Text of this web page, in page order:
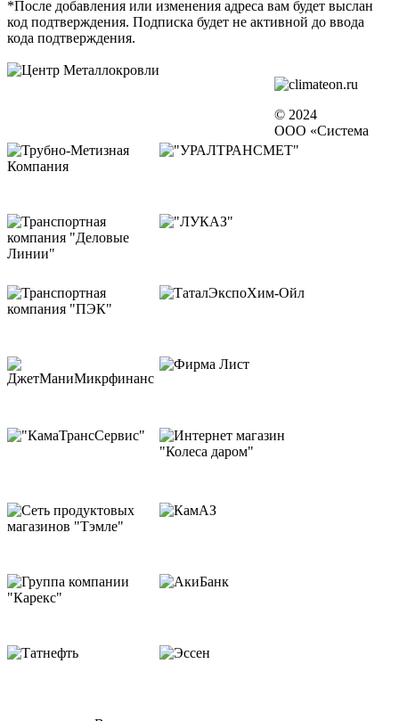
*После добавления или изменения адреса вам будет выслан
код подтверждения. Подписка будет не активной до ввода
кода подтверждения.
© 2024
ООО «Система